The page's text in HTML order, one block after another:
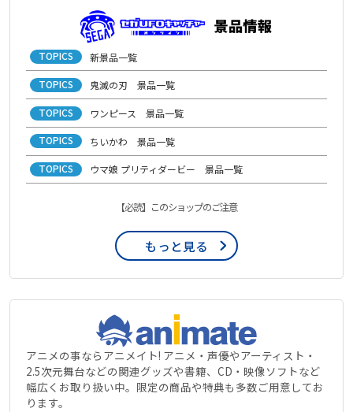
TOPICS 新景品一覧
TOPICS 鬼滅の刃 景品一覧
TOPICS ワンピース 景品一覧
TOPICS ちいかわ 景品一覧
TOPICS ウマ娘 プリティダービー 景品一覧
【必読】このショップのご注意
もっと見る
アニメの事ならアニメイト! アニメ・声優やアーティスト・
2.5次元舞台などの関連グッズや書籍、CD・映像ソフトなど
幅広くお取り扱い中。限定の商品や特典も多数ご用意してお
ります。